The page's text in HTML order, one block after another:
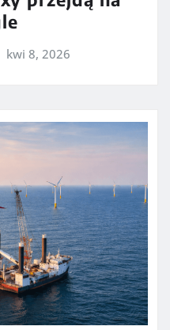
kwi 8, 2026